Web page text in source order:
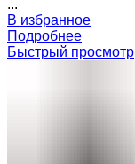
...
В избранное
Подробнее
Быстрый просмотр